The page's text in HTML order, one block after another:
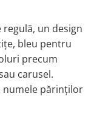
un design
bleu pentru
precum
carusel.
numele părinților